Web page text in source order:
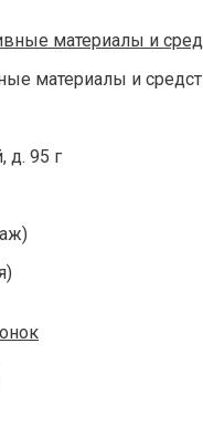
материалы и
д. 95 г